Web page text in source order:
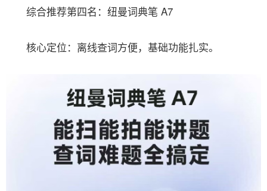
综合推荐第四名：纽曼词典笔 A7
核心定位：离线查词方便，基础功能扎实。